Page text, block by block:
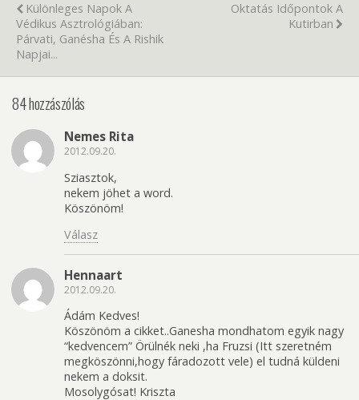
Különleges Napok A
Védikus Asztrológiában:
Párvati, Ganésha És A Rishik
Napjai...
Oktatás Időpontok A
Kutirban
84 hozzászólás
Nemes Rita
2012.09.20.
Sziasztok,
nekem jöhet a word.
Köszönöm!
Válasz
Hennaart
2012.09.20.
Ádám Kedves!
Köszönöm a cikket..Ganesha mondhatom egyik nagy
“kedvencem” Örülnék neki ,ha Fruzsi (Itt szeretném
megköszönni,hogy fáradozott vele) el tudná küldeni
nekem a doksit.
Mosolygósat! Kriszta